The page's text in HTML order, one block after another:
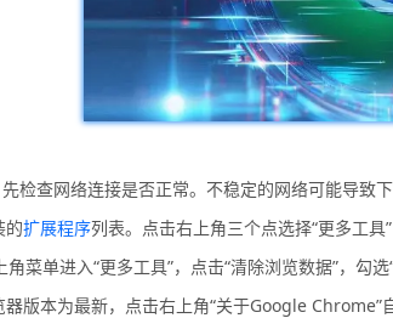
检查网络连接是否正常。不稳定的网络可能导致
的扩展程序列表。点击右上角三个点选择“更多工具
菜单进入“更多工具”，点击“清除浏览数据”，
版本为最新，点击右上角“关于Google